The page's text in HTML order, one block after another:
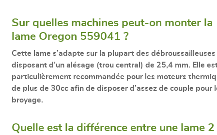
Sur quelles machines peut-on monter la
lame Oregon 559041 ?
Cette lame s’adapte sur la plupart des débroussailleuses
disposant d’un alésage (trou central) de 25,4 mm. Elle
particulièrement recommandée pour les moteurs
de plus de 30cc afin de disposer d’assez de couple pour
broyage.
Quelle est la différence entre une lame 2